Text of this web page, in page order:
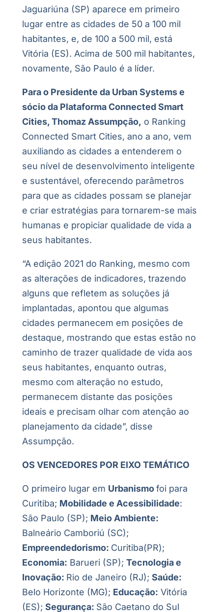
Jaguariúna (SP) aparece em primeiro
lugar entre as cidades de 50 a 100 mil
habitantes, e, de 100 a 500 mil, está
Vitória (ES). Acima de 500 mil habitantes,
novamente, São Paulo é a líder.
Para o Presidente da Urban Systems e
sócio da Plataforma Connected Smart
Cities, Thomaz Assumpção, o Ranking
Connected Smart Cities, ano a ano, vem
auxiliando as cidades a entenderem o
seu nível de desenvolvimento inteligente
e sustentável, oferecendo parâmetros
para que as cidades possam se planejar
e criar estratégias para tornarem-se mais
humanas e propiciar qualidade de vida a
seus habitantes.
“A edição 2021 do Ranking, mesmo com
as alterações de indicadores, trazendo
alguns que refletem as soluções já
implantadas, apontou que algumas
cidades permanecem em posições de
destaque, mostrando que estas estão no
caminho de trazer qualidade de vida aos
seus habitantes, enquanto outras,
mesmo com alteração no estudo,
permanecem distante das posições
ideais e precisam olhar com atenção ao
planejamento da cidade”, disse
Assumpção.
OS VENCEDORES POR EIXO TEMÁTICO
O primeiro lugar em Urbanismofoi para
Curitiba; Mobilidade e Acessibilidade:
São Paulo (SP); Meio Ambiente:
Balneário Camboriú (SC);
Empreendedorismo: Curitiba(PR);
Economia: Barueri (SP); Tecnologia e
Inovação: Rio de Janeiro (RJ); Saúde:
Belo Horizonte (MG); Educação: Vitória
(ES); Segurança: São Caetano do Sul